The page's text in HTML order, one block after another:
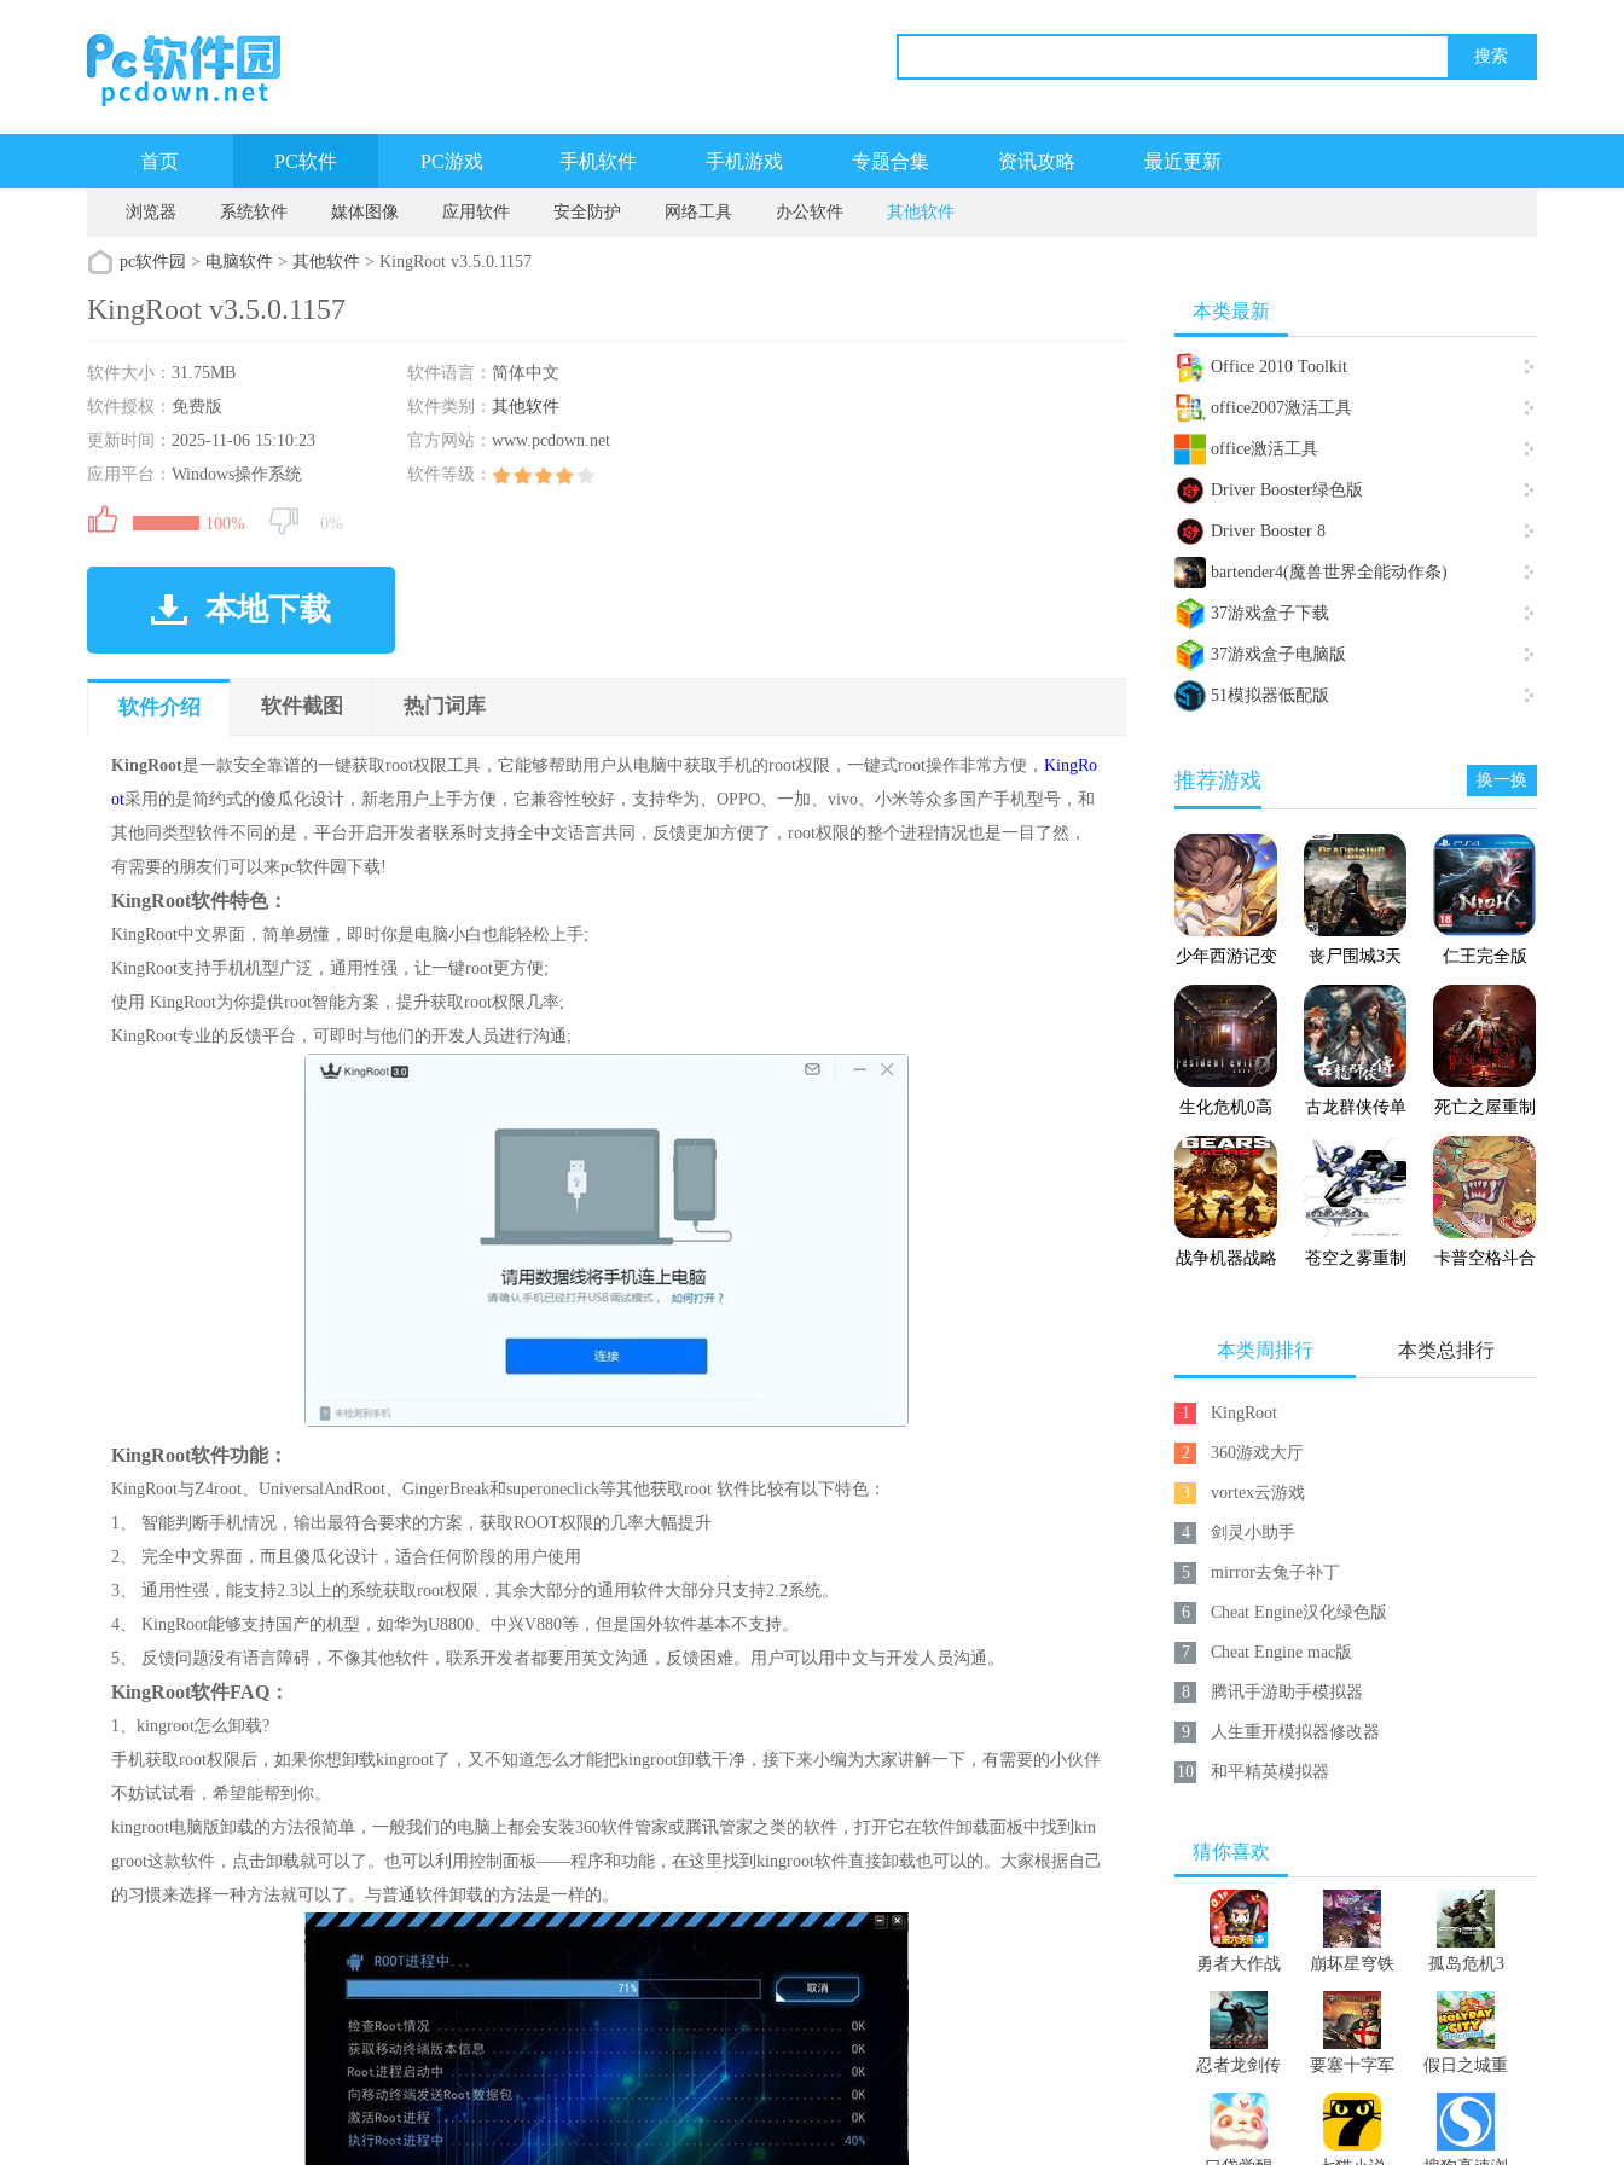
首页 PC软件 PC游戏 手机软件 手机游戏 专题合集 资讯攻略 最近更新
浏览器 系统软件 媒体图像 应用软件 安全防护 网络工具 办公软件 其他软件
pc软件园 > 电脑软件 > 其他软件 > KingRoot v3.5.0.1157
KingRoot v3.5.0.1157
软件大小： 31.75MB 软件语言： 简体中文
软件授权： 免费版 软件类别： 其他软件
更新时间： 2025-11-06 15:10:23 官方网站： www.pcdown.net
应用平台： Windows操作系统 软件等级：
100% 0%
本地下载
软件介绍 软件截图 热门词库
KingRoot是一款安全靠谱的一键获取root权限工具，它能够帮助用户从电脑中获取手机的root权限，一键式root操作非常方便， KingRo
ot采用的是简约式的傻瓜化设计，新老用户上手方便，它兼容性较好，支持华为、OPPO、一加、vivo、小米等众多国产手机型号，和
其他同类型软件不同的是，平台开启开发者联系时支持全中文语言共同，反馈更加方便了，root权限的整个进程情况也是一目了然，
有需要的朋友们可以来pc软件园下载!
KingRoot软件特色：
KingRoot中文界面，简单易懂，即时你是电脑小白也能轻松上手;
KingRoot支持手机机型广泛，通用性强，让一键root更方便;
使用 KingRoot为你提供root智能方案，提升获取root权限几率;
KingRoot专业的反馈平台，可即时与他们的开发人员进行沟通;
KingRoot软件功能：
KingRoot与Z4root、UniversalAndRoot、GingerBreak和superoneclick等其他获取root 软件比较有以下特色：
1、 智能判断手机情况，输出最符合要求的方案，获取ROOT权限的几率大幅提升
2、 完全中文界面，而且傻瓜化设计，适合任何阶段的用户使用
3、 通用性强，能支持2.3以上的系统获取root权限，其余大部分的通用软件大部分只支持2.2系统。
4、 KingRoot能够支持国产的机型，如华为U8800、中兴V880等，但是国外软件基本不支持。
5、 反馈问题没有语言障碍，不像其他软件，联系开发者都要用英文沟通，反馈困难。用户可以用中文与开发人员沟通。
KingRoot软件FAQ：
1、kingroot怎么卸载?
手机获取root权限后，如果你想卸载kingroot了，又不知道怎么才能把kingroot卸载干净，接下来小编为大家讲解一下，有需要的小伙伴
不妨试试看，希望能帮到你。
kingroot电脑版卸载的方法很简单，一般我们的电脑上都会安装360软件管家或腾讯管家之类的软件，打开它在软件卸载面板中找到kin
groot这款软件，点击卸载就可以了。也可以利用控制面板——程序和功能，在这里找到kingroot软件直接卸载也可以的。大家根据自己
的习惯来选择一种方法就可以了。与普通软件卸载的方法是一样的。
本类最新
Office 2010 Toolkit
office2007激活工具
office激活工具
Driver Booster绿色版
Driver Booster 8
bartender4(魔兽世界全能动作条)
37游戏盒子下载
37游戏盒子电脑版
51模拟器低配版
推荐游戏 换一换
少年西游记变
态服
丧尸围城3天
启版
仁王完全版
生化危机0高
清重制版
古龙群侠传单
机版下载
死亡之屋重制
版
战争机器战略
苍空之雾重制
卡普空格斗合
本类周排行 本类总排行
1 KingRoot
2 360游戏大厅
3 vortex云游戏
4 剑灵小助手
5 mirror去兔子补丁
6 Cheat Engine汉化绿色版
7 Cheat Engine mac版
8 腾讯手游助手模拟器
9 人生重开模拟器修改器
10 和平精英模拟器
猜你喜欢
勇者大作战
崩坏星穹铁
孤岛危机3
忍者龙剑传
要塞十字军
假日之城重